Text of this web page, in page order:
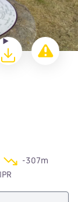
en plein écran
-307m